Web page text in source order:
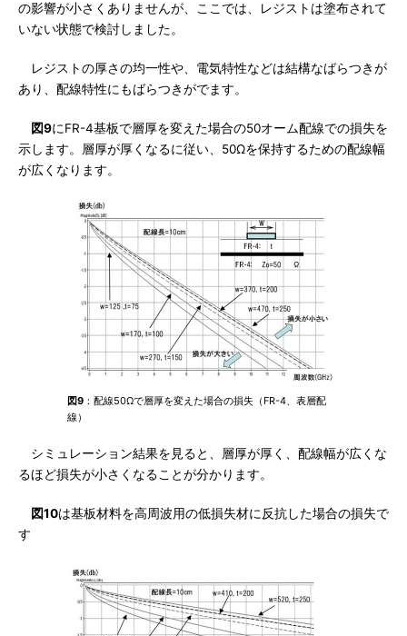
の影響が小さくありませんが、ここでは、レジストは塗布されて
いない状態で検討しました。
レジストの厚さの均一性や、電気特性などは結構なばらつきが
あり、配線特性にもばらつきがでます。
図9にFR-4基板で層厚を変えた場合の50オーム配線での損失を
示します。層厚が厚くなるに従い、50Ωを保持するための配線幅
が広くなります。
図9 ：配線50Ωで層厚を変えた場合の損失（FR-4、表層配
線）
シミュレーション結果を見ると、層厚が厚く、配線幅が広くな
るほど損失が小さくなることが分かります。
図10は基板材料を高周波用の低損失材に反抗した場合の損失で
す